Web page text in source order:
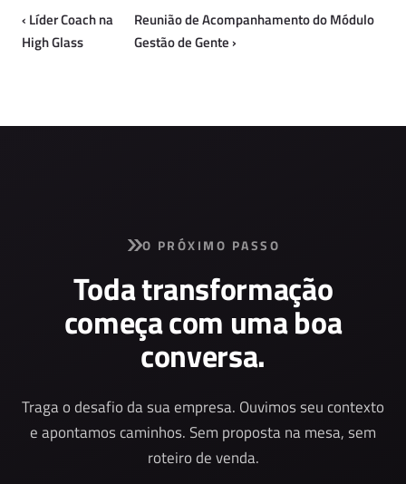
‹ Líder Coach na
High Glass
Reunião de Acompanhamento do Módulo
Gestão de Gente›
O PRÓXIMO PASSO
Toda transformação
começa com uma boa
conversa.
Traga o desafio da sua empresa. Ouvimos seu contexto
e apontamos caminhos. Sem proposta na mesa, sem
roteiro de venda.